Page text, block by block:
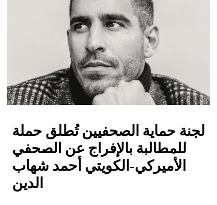
لجنة حماية الصحفيين تُطلق حملة
للمطالبة بالإفراج عن الصحفي
الأميركي-الكويتي أحمد شهاب
الدين